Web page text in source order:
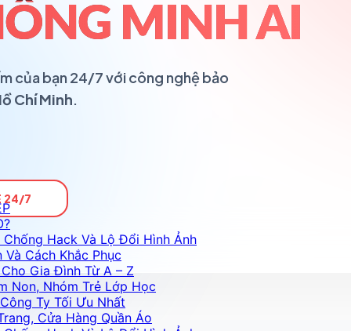
Hack Và Lộ Đổi Hình Ảnh
Cách Khắc Phục
Gia Đình Từ A – Z
Non, Nhóm Trẻ Lớp Học
Ty Tối Ưu Nhất
Cửa Hàng Quần Áo
MINH AI
của bạn 24/7 với công nghệ bảo
Chí Minh.
24/7